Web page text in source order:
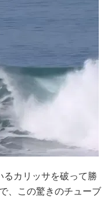
カリッサを破って勝
、この驚きのチューブ